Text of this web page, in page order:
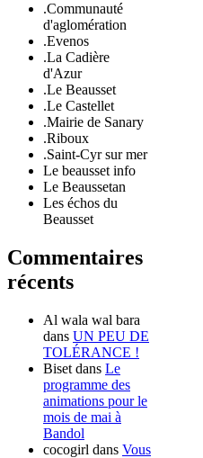
.Communauté
d'aglomération
.Evenos
.La Cadière
d'Azur
.Le Beausset
.Le Castellet
.Mairie de Sanary
.Riboux
.Saint-Cyr sur mer
Le beausset info
Le Beaussetan
Les échos du
Beausset
Commentaires
récents
Al wala wal bara
dans UN PEU DE
TOLÉRANCE !
Biset dans Le
programme des
animations pour le
mois de mai à
Bandol
cocogirl dans Vous